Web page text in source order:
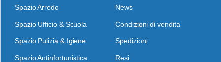
Spazio Arredo
Spazio Ufficio & Scuola
Spazio Pulizia & Igiene
Spazio Antinfortunistica
News
Condizioni di vendita
Spedizioni
Resi